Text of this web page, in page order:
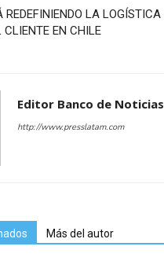
LA LOGÍSTICA
EN CHILE
Editor Banco de Noticias
http://www.presslatam.com
Más del autor